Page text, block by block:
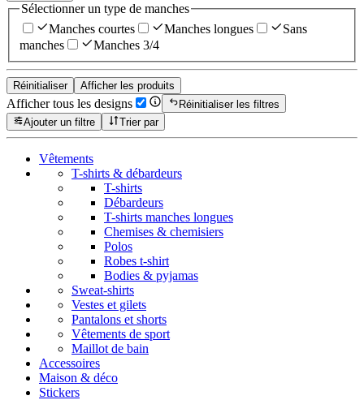
Sélectionner un type de manches
Manches courtes
Manches longues
Sans
manches
Manches 3/4
Réinitialiser Afficher les produits
Afficher tous les designs
Réinitialiser les filtres
Ajouter un filtre
Trier par
Vêtements
T-shirts & débardeurs
T-shirts
Débardeurs
T-shirts manches longues
Chemises & chemisiers
Polos
Robes t-shirt
Bodies & pyjamas
Sweat-shirts
Vestes et gilets
Pantalons et shorts
Vêtements de sport
Maillot de bain
Accessoires
Maison & déco
Stickers